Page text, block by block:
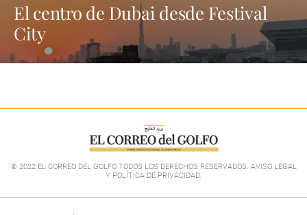
El centro de Dubai desde Festival
City
© 2022 EL CORREO DEL GOLFO TODOS LOS DERECHOS RESERVADOS. AVISO LEGAL
Y POLÍTICA DE PRIVACIDAD.